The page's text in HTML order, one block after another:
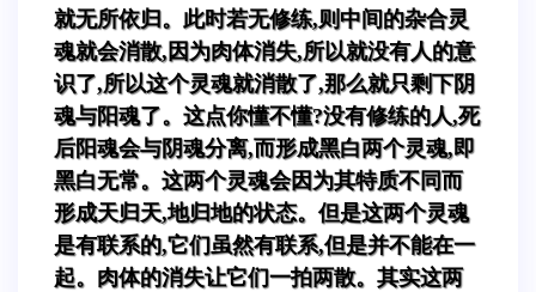
就无所依归。此时若无修练,则中间的杂合灵
魂就会消散,因为肉体消失,所以就没有人的意
识了,所以这个灵魂就消散了,那么就只剩下阴
魂与阳魂了。这点你懂不懂?没有修练的人,死
后阳魂会与阴魂分离,而形成黑白两个灵魂,即
黑白无常。这两个灵魂会因为其特质不同而
形成天归天,地归地的状态。但是这两个灵魂
是有联系的,它们虽然有联系,但是并不能在一
起。肉体的消失让它们一拍两散。其实这两